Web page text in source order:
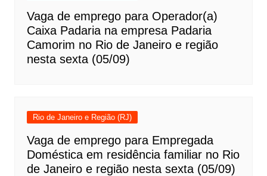
Vaga de emprego para Operador(a)
Caixa Padaria na empresa Padaria
Camorim no Rio de Janeiro e região
nesta sexta (05/09)
Rio de Janeiro e Região (RJ)
Vaga de emprego para Empregada
Doméstica em residência familiar no Rio
de Janeiro e região nesta sexta (05/09)